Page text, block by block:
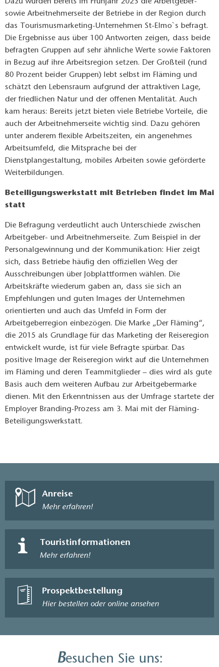
sowie Arbeitnehmerseite der Betriebe in der Region durch
das Tourismusmarketing-Unternehmen St-Elmo`s befragt.
Die Ergebnisse aus über 100 Antworten zeigen, dass beide
befragten Gruppen auf sehr ähnliche Werte sowie Faktoren
in Bezug auf ihre Arbeitsregion setzen. Der Großteil (rund
80 Prozent beider Gruppen) lebt selbst im Fläming und
schätzt den Lebensraum aufgrund der attraktiven Lage,
der friedlichen Natur und der offenen Mentalität. Auch
kam heraus: Bereits jetzt bieten viele Betriebe Vorteile, die
auch der Arbeitnehmerseite wichtig sind. Dazu gehören
unter anderem flexible Arbeitszeiten, ein angenehmes
Arbeitsumfeld, die Mitsprache bei der
Dienstplangestaltung, mobiles Arbeiten sowie geförderte
Weiterbildungen.
Beteiligungswerkstatt mit Betrieben findet im Mai
statt
Die Befragung verdeutlicht auch Unterschiede zwischen
Arbeitgeber- und Arbeitnehmerseite. Zum Beispiel in der
Personalgewinnung und der Kommunikation: Hier zeigt
sich, dass Betriebe häufig den offiziellen Weg der
Ausschreibungen über Jobplattformen wählen. Die
Arbeitskräfte wiederum gaben an, dass sie sich an
Empfehlungen und guten Images der Unternehmen
orientierten und auch das Umfeld in Form der
Arbeitgeberregion einbezögen. Die Marke „Der Fläming“,
die 2015 als Grundlage für das Marketing der Reiseregion
entwickelt wurde, ist für viele Befragte spürbar. Das
positive Image der Reiseregion wirkt auf die Unternehmen
im Fläming und deren Teammitglieder – dies wird als gute
Basis auch dem weiteren Aufbau zur Arbeitgebermarke
dienen. Mit den Erkenntnissen aus der Umfrage startete der
Employer Branding-Prozess am 3. Mai mit der Fläming-
Beteiligungswerkstatt.
Anreise
Mehr erfahren!
Touristinformationen
Mehr erfahren!
Prospektbestellung
Hier bestellen oder online ansehen
Besuchen Sie uns: